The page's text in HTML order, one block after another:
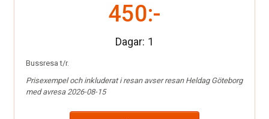
450:-
Dagar: 1
Bussresa t/r.
Prisexempel och inkluderat i resan avser resan Heldag Göteborg
med avresa 2026-08-15